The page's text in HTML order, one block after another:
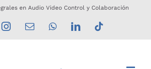
en Audio Video Control y Colaboración
InstagramCorreoWhatsApp
LinkedInTiktok